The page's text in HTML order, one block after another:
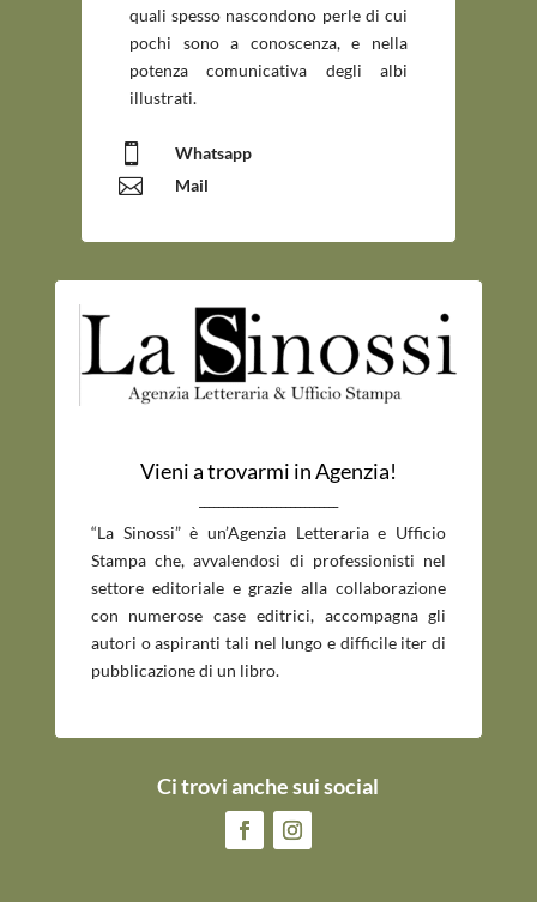
quali spesso nascondono perle di cui
pochi sono a conoscenza, e nella
potenza comunicativa degli albi
illustrati.
 Whatsapp
 Mail
Vieni a trovarmi in Agenzia!
“La Sinossi” è un’Agenzia Letteraria e Ufficio
Stampa che, avvalendosi di professionisti nel
settore editoriale e grazie alla collaborazione
con numerose case editrici, accompagna gli
autori o aspiranti tali nel lungo e difficile iter di
pubblicazione di un libro.
Ci trovi anche sui social